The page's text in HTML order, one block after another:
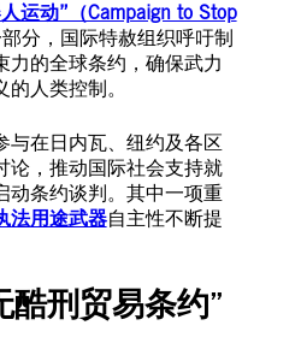
运动”（Campaign to Stop
分，国际特赦组织呼吁制
力的全球条约，确保武力
人类控制。
与在日内瓦、纽约及各区
论，推动国际社会支持就
动条约谈判。其中一项重
法用途武器自主性不断提
酷刑贸易条约”